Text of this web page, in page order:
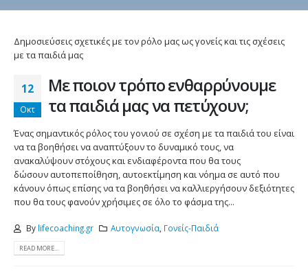
Δημοσιεύσεις σχετικές με τον ρόλο μας ως γονείς και τις σχέσεις
με τα παιδιά μας
12
Οκτ
Με ποιον τρόπο ενθαρρύνουμε
τα παιδιά μας να πετύχουν;
Ένας σημαντικός ρόλος του γονιού σε σχέση με τα παιδιά του είναι
να τα βοηθήσει να αναπτύξουν το δυναμικό τους, να
ανακαλύψουν στόχους και ενδιαφέροντα που θα τους
δώσουν αυτοπεποίθηση, αυτοεκτίμηση και νόημα σε αυτό που
κάνουν όπως επίσης να τα βοηθήσει να καλλιεργήσουν δεξιότητες
που θα τους φανούν χρήσιμες σε όλο το φάσμα της...
By lifecoaching.gr Αυτογνωσία, Γονείς-Παιδιά
READ MORE...